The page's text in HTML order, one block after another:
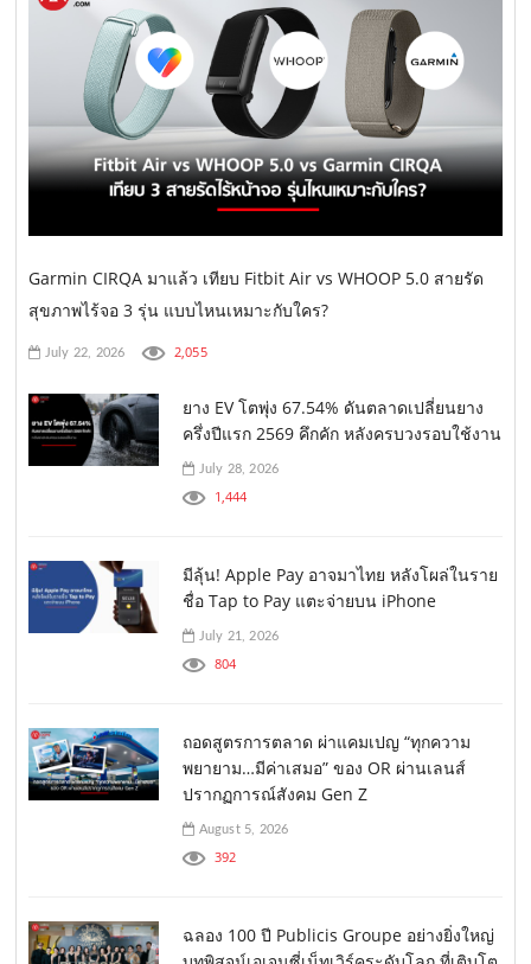
Garmin CIRQA มาแล้ว เทียบ Fitbit Air vs WHOOP 5.0 สายรัด
สุขภาพไร้จอ 3 รุ่น แบบไหนเหมาะกับใคร?
July 22, 2026 2,055
ยาง EV โตพุ่ง 67.54% ดันตลาดเปลี่ยนยาง
ครึ่งปีแรก 2569 คึกคัก หลังครบวงรอบใช้งาน
July 28, 2026
1,444
มีลุ้น! Apple Pay อาจมาไทย หลังโผล่ในราย
ชื่อ Tap to Pay แตะจ่ายบน iPhone
July 21, 2026
804
ถอดสูตรการตลาด ผ่าแคมเปญ “ทุกความ
พยายาม…มีค่าเสมอ” ของ OR ผ่านเลนส์
ปรากฏการณ์สังคม Gen Z
August 5, 2026
392
ฉลอง 100 ปี Publicis Groupe อย่างยิ่งใหญ่